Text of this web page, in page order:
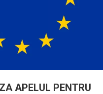
APELUL PENTRU